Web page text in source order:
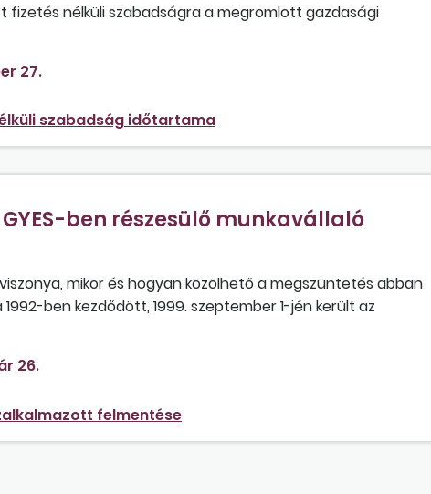
fizetés nélküli szabadságra a megromlott gazdasági
27.
szabadság időtartama
ben részesülő munkavállaló
mikor és hogyan közölhető a megszüntetés abban
ben kezdődött, 1999. szeptember 1-jén került az
március 20-án, a két szülés között szabadságon, majd
26.
felmentése